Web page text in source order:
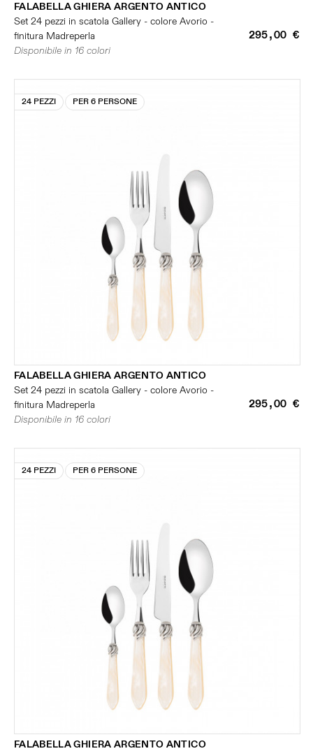
FALABELLA GHIERA ARGENTO ANTICO
Set 24 pezzi in scatola Gallery - colore Avorio -
finitura Madreperla
295,00 €
Disponibile in 16 colori
24 PEZZI PER 6 PERSONE
FALABELLA GHIERA ARGENTO ANTICO
Set 24 pezzi in scatola Gallery - colore Avorio -
finitura Madreperla
295,00 €
Disponibile in 16 colori
24 PEZZI PER 6 PERSONE
FALABELLA GHIERA ARGENTO ANTICO